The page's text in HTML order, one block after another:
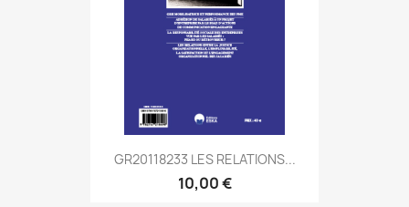
GR20118233 LES RELATIONS...
10,00 €